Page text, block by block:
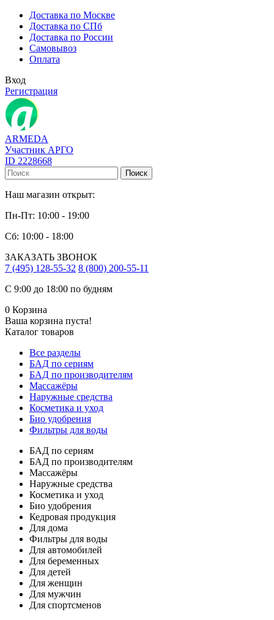
Доставка по Москве
Доставка по СПб
Доставка по России
Самовывоз
Оплата
Вход
Регистрация
ARMEDA
Участник АРГО
ID 2228668
Поиск
Наш магазин открыт:
Пн-Пт: 10:00 - 19:00
Сб: 10:00 - 18:00
ЗАКАЗАТЬ ЗВОНОК
7 (495) 128-55-32 8 (800) 200-55-11
С 9:00 до 18:00 по будням
0 Корзина
Ваша корзина пуста!
Каталог товаров
Все разделы
БАД по сериям
БАД по производителям
Массажёры
Наружные средства
Косметика и уход
Био удобрения
Фильтры для воды
БАД по сериям
БАД по производителям
Массажёры
Наружные средства
Косметика и уход
Био удобрения
Кедровая продукция
Для дома
Фильтры для воды
Для автомобилей
Для беременных
Для детей
Для женщин
Для мужчин
Для спортсменов